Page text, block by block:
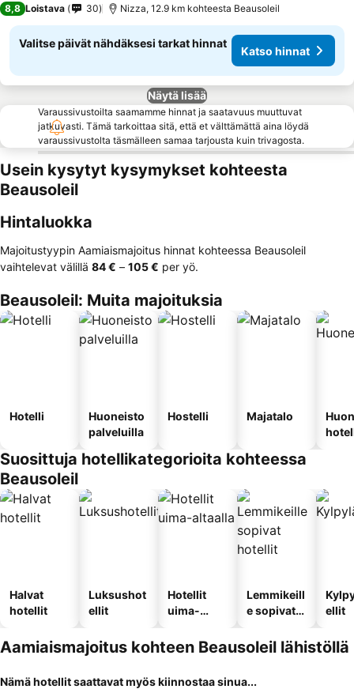
8,8 Loistava 30 Nizza, 12.9 km kohteesta Beausoleil
Valitse päivät nähdäksesi tarkat hinnat
Katso hinnat
Näytä lisää
Varaussivustoilta saamamme hinnat ja saatavuus muuttuvat
jatkuvasti. Tämä tarkoittaa sitä, että et välttämättä aina löydä
varaussivustolta täsmälleen samaa tarjousta kuin trivagosta.
Usein kysytyt kysymykset kohteesta
Beausoleil
Hintaluokka
Majoitustyypin Aamiaismajoitus hinnat kohteessa Beausoleil
vaihtelevat välillä ‎84 € – ‎105 € per yö.
Beausoleil: Muita majoituksia
Hotelli
Huoneisto
palveluilla
Hostelli Majatalo
Suosittuja hotellikategorioita kohteessa
Beausoleil
Halvat
hotellit
Luksushot
ellit
Hotellit
uima-
Lemmikeill
e sopivat
ellit
Aamiaismajoitus kohteen Beausoleil lähistöllä
Nämä hotellit saattavat myös kiinnostaa sinua...